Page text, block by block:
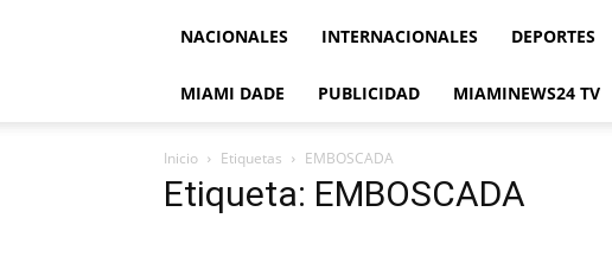
NACIONALES INTERNACIONALES DEPORTES
MIAMI DADE PUBLICIDAD MIAMINEWS24 TV
Inicio Etiquetas EMBOSCADA
Etiqueta: EMBOSCADA